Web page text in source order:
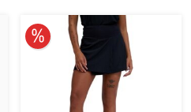
10% reduziert